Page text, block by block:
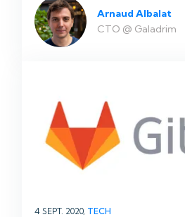
Arnaud Albalat
CTO @ Galadrim
4 SEPT. 2020, TECH